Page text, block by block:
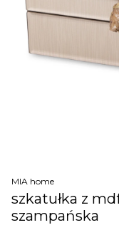
MIA home
szkatułka z
szampańska